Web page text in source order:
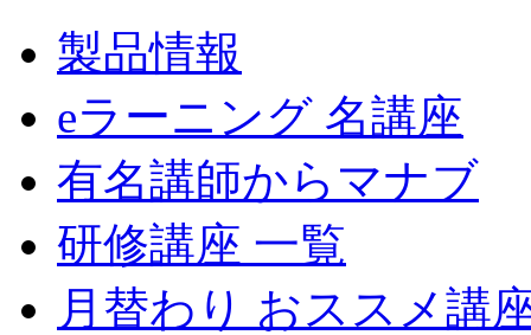
製品情報
eラーニング 名講座
有名講師からマナブ
研修講座 一覧
月替わり おススメ講